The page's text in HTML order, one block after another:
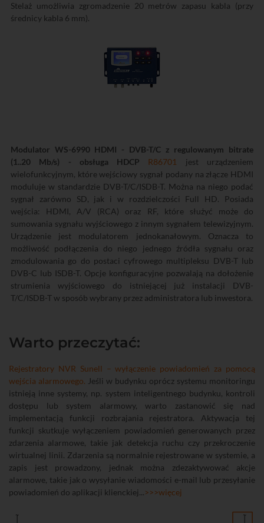
Stelaż umożliwia zgromadzenie 20 metrów zapasu kabla (przy
średnicy kabla 6 mm).
Modulator WS-6990 HDMI - DVB-T/C z regulowanym bitrate
(1..20 Mb/s) - obsługa HDCP
R86701
jest urządzeniem
wielofunkcyjnym, które wejściowy sygnał podany na złącze HDMI
moduluje w standardzie DVB-T/C/ISDB-T. Można na niego podać
sygnał zarówno SD, jak i w rozdzielczości Full HD. Posiada
wejścia: HDMI, A/V (RCA) oraz RF, które służyć może do
sumowania sygnału wyjściowego z innym sygnałem telewizyjnym.
Urządzenie jest modulatorem jednokanałowym. Oznacza to
możliwość podłączenia do niego jednego źródła sygnału oraz
zmodulowania go do postaci cyfrowego multipleksu DVB-T lub
DVB-C lub ISDB-T. Opcje konfiguracyjne pozwalają na dołożenie
strumienia wyjściowego do istniejącej już instalacji DVB-
T/C/ISDB-T w sposób wybrany przez administratora lub inwestora.
Warto przeczytać:
Rejestratory NVR Sunell – wyłączenie powiadomień za pomocą
wejścia alarmowego. Jeśli w budynku oprócz systemu monitoringu
istnieją inne systemy, np. system inteligentnego budynku, kontroli
dostępu lub system alarmowy, warto zastanowić się nad
implementacją funkcji rozbrajania rejestratora. Aktywacja tej
funkcji skutkuje wyłączeniem powiadomień generowanych przez
zdarzenia alarmowe, takie jak detekcja ruchu czy przekroczenie
wirtualnej linii. Zdarzenia są normalnie rejestrowane w systemie, a
zapis jest prowadzony, jednak można zdezaktywować akcje
alarmowe, takie jak o wysyłanie wiadomości e-mail lub przesyłanie
powiadomień do aplikacji klienckiej...>>>więcej